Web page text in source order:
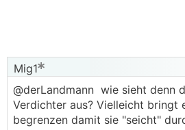
PV habe ich 12KWp auf dem
Bude ca. 5,3 KW, eingezogen
KWL vorhanden.
WW wird immer mittags
mal zu frisch wäre ist auch noch
Mig1
@derLandmann wie sieht denn
Verdichter aus? Vielleicht bringt
begrenzen damit sie "seicht"